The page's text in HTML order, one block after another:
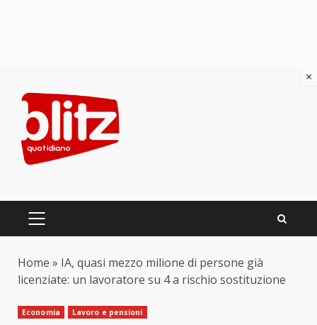
content
PRIMARY
Home » IA, quasi mezzo milione di persone già
licenziate: un lavoratore su 4 a rischio sostituzione
Economia Lavoro e pensioni
×